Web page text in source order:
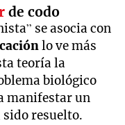
de codo
se asocia con
lo ve más
teoría la
biológico
manifestar un
resuelto.